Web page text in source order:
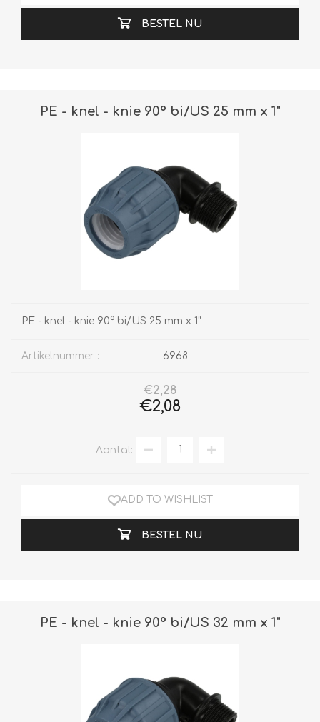
BESTEL NU
PE - knel - knie 90° bi/US 25 mm x 1"
PE - knel - knie 90° bi/US 25 mm x 1"
Artikelnummer:: 6968
€2,28
€2,08
Aantal:
ADD TO WISHLIST
BESTEL NU
PE - knel - knie 90° bi/US 32 mm x 1"